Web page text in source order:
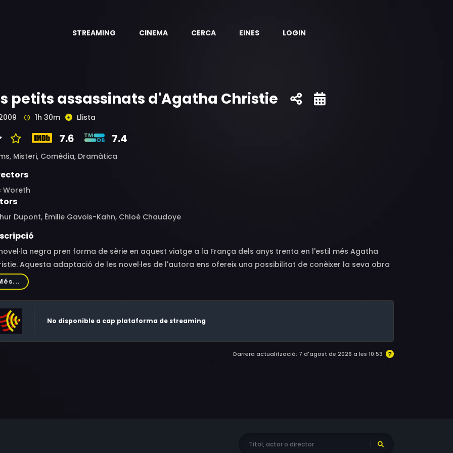
STREAMING CINEMA CERCA EINES LOGIN
petits assassinats d'Agatha Christie
1h 30m Llista
7.6 7.4
Misteri, Comèdia, Dramàtica
Woreth
Dupont, Émilie Gavois-Kahn, Chloé Chaudoye
negra pren forma de sèrie en aquest viatge a la França dels anys trenta en l'estil més Agatha
Aquesta adaptació de les novel·les de l'autora ens ofereix una possibilitat de conèixer la seva obra
manera totalment nova, basant cada capítol en una de les seves històries i cada temporada en una
diferent.
No disponible a cap plataforma de streaming
Darrera actualització: 7 d'agost de 2026 a les 10:53